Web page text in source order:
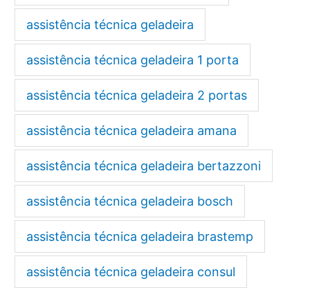
assistência técnica geladeira
assistência técnica geladeira 1 porta
assistência técnica geladeira 2 portas
assistência técnica geladeira amana
assistência técnica geladeira bertazzoni
assistência técnica geladeira bosch
assistência técnica geladeira brastemp
assistência técnica geladeira consul